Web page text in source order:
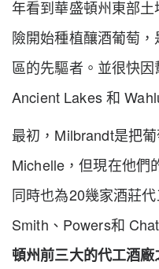
年看到華盛頓州東部
險開始種植釀酒葡萄，
區的先驅者。並很快
Ancient Lakes 和
最初， Milbrandt是把
Michelle ，但現在他們
同時也為20幾家酒莊
Smith 、 Powers和
頓州前三大的代工酒廠